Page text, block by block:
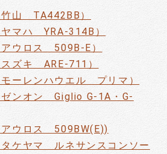
山 TA442BB）
マハ YRA-314B）
ウロス 509B-E）
ズキ ARE-711）
ーレンハウエル プリマ）
ゼンオン Giglio G-1A・G-
アウロス 509BW(E))
タケヤマ ルネサンスコンソー